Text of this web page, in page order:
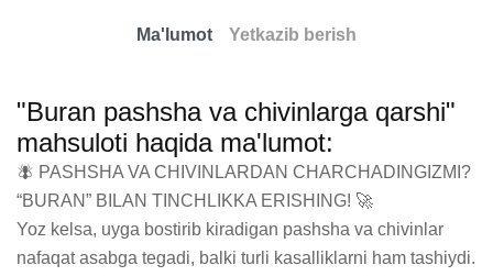
Ma'lumot Yetkazib berish
"Buran pashsha va chivinlarga qarshi"
mahsuloti haqida ma'lumot:
🪰 PASHSHA VA CHIVINLARDAN CHARCHADINGIZMI?
“BURAN” BILAN TINCHLIKKA ERISHING! 🚀
Yoz kelsa, uyga bostirib kiradigan pashsha va chivinlar
nafaqat asabga tegadi, balki turli kasalliklarni ham tashiydi.